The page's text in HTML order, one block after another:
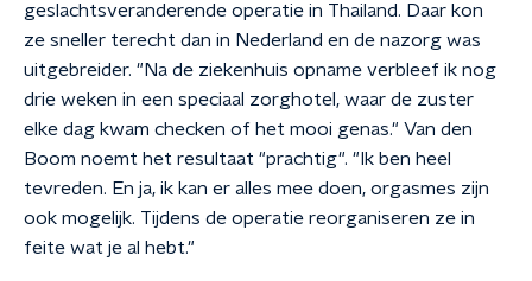
geslachtsveranderende operatie in Thailand. Daar kon
ze sneller terecht dan in Nederland en de nazorg was
uitgebreider. "Na de ziekenhuis opname verbleef ik nog
drie weken in een speciaal zorghotel, waar de zuster
elke dag kwam checken of het mooi genas." Van den
Boom noemt het resultaat "prachtig". "Ik ben heel
tevreden. En ja, ik kan er alles mee doen, orgasmes zijn
ook mogelijk. Tijdens de operatie reorganiseren ze in
feite wat je al hebt."